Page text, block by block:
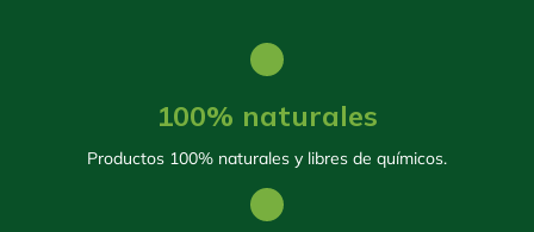
100% naturales
Productos 100% naturales y libres de químicos.